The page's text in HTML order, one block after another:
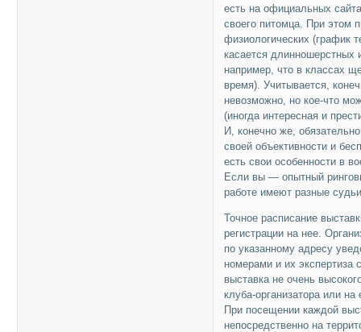
есть на официальных
своего питомца. При этом
физиологических (график
касается длинношерстных
например, что в классах
время). Учитывается,
невозможно, но кое-что
(иногда интересная и
И, конечно же,
своей объективности и
есть свои особенности в
Если вы — опытный
работе имеют разные
Точное расписание
регистрации на нее.
по указанному адресу
номерами и их экспертиза
выставка не очень
клуба-организатора или на
При посещении каждой
непосредственно на